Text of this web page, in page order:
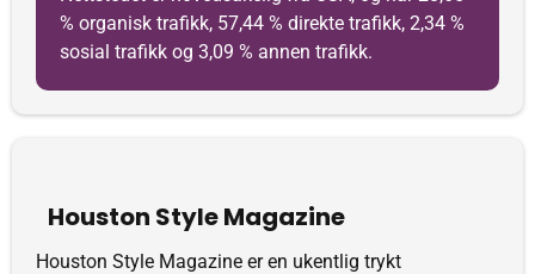
% organisk trafikk, 57,44 % direkte trafikk, 2,34 %
sosial trafikk og 3,09 % annen trafikk.
Houston Style Magazine
Houston Style Magazine er en ukentlig trykt